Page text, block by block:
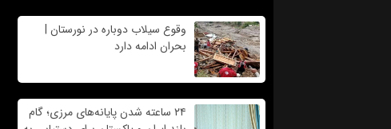
وقوع سیلاب دوباره در نورستان |
بحران ادامه دارد
۲۴ ساعته شدن پایانه‌های مرزی؛ گام